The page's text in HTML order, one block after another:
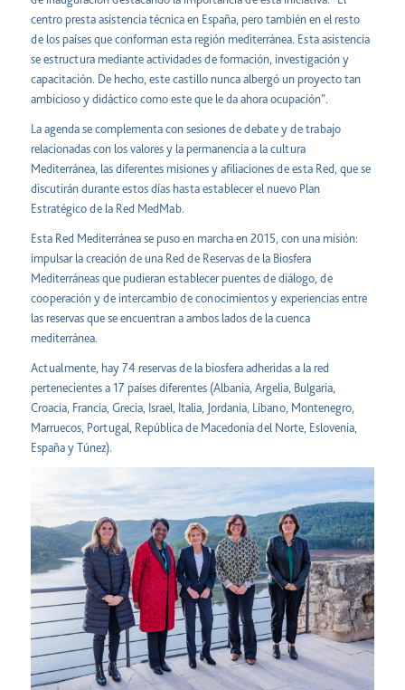
centro presta asistencia técnica en España, pero también en el resto
de los países que conforman esta región mediterránea. Esta asistencia
se estructura mediante actividades de formación, investigación y
capacitación. De hecho, este castillo nunca albergó un proyecto tan
ambicioso y didáctico como este que le da ahora ocupación”.
La agenda se complementa con sesiones de debate y de trabajo
relacionadas con los valores y la permanencia a la cultura
Mediterránea, las diferentes misiones y afiliaciones de esta Red, que se
discutirán durante estos días hasta establecer el nuevo Plan
Estratégico de la Red MedMab.
Esta Red Mediterránea se puso en marcha en 2015, con una misión:
impulsar la creación de una Red de Reservas de la Biosfera
Mediterráneas que pudieran establecer puentes de diálogo, de
cooperación y de intercambio de conocimientos y experiencias entre
las reservas que se encuentran a ambos lados de la cuenca
mediterránea.
Actualmente, hay 74 reservas de la biosfera adheridas a la red
pertenecientes a 17 países diferentes (Albania, Argelia, Bulgaria,
Croacia, Francia, Grecia, Israel, Italia, Jordania, Líbano, Montenegro,
Marruecos, Portugal, República de Macedonia del Norte, Eslovenia,
España y Túnez).